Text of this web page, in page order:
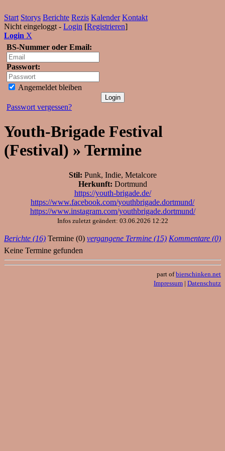
Start Storys Berichte Rezis Kalender Kontakt
Nicht eingeloggt - Login [Registrieren]
Login X
BS-Nummer oder Email:
Passwort:
Angemeldet bleiben
Passwort vergessen?
Youth-Brigade Festival
(Festival) » Termine
Stil: Punk, Indie, Metalcore
Herkunft: Dortmund
https://youth-brigade.de/
https://www.facebook.com/youthbrigade.dortmund/
https://www.instagram.com/youthbrigade.dortmund/
Infos zuletzt geändert: 03.06.2026 12:22
Berichte (16) Termine (0) vergangene Termine (15) Kommentare (0)
Keine Termine gefunden
part ofbierschinken.net
Impressum | Datenschutz